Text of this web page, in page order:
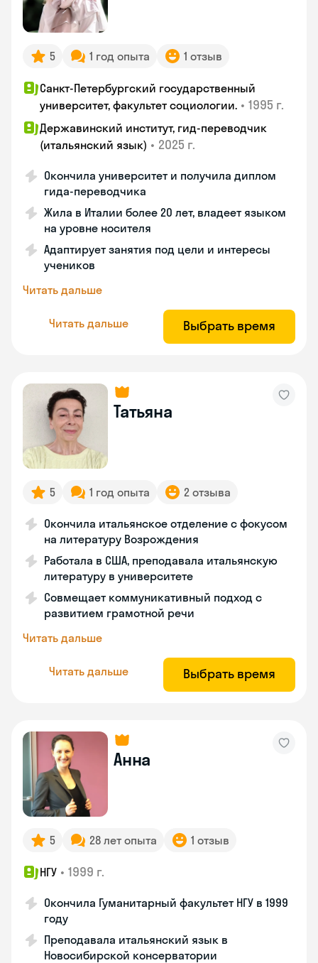
5 1 год опыта 1 отзыв
Санкт-Петербургский государственный
университет, факультет социологии. • 1995 г.
Державинский институт, гид-переводчик
(итальянский язык) • 2025 г.
Окончила университет и получила диплом
гида-переводчика
Жила в Италии более 20 лет, владеет языком
на уровне носителя
Адаптирует занятия под цели и интересы
учеников
Читать дальше
Читать дальше Выбрать время
Татьяна
5 1 год опыта 2 отзыва
Окончила итальянское отделение с фокусом
на литературу Возрождения
Работала в США, преподавала итальянскую
литературу в университете
Совмещает коммуникативный подход с
развитием грамотной речи
Читать дальше
Читать дальше Выбрать время
Анна
5 28 лет опыта 1 отзыв
НГУ • 1999 г.
Окончила Гуманитарный факультет НГУ в 1999
году
Преподавала итальянский язык в
Новосибирской консерватории